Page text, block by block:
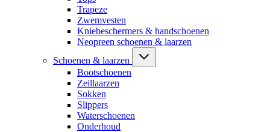
Trapeze
Zwemvesten
Kniebeschermers & handschoenen
Neopreen schoenen & laarzen
Schoenen & laarzen
Bootschoenen
Zeillaarzen
Sokken
Slippers
Waterschoenen
Onderhoud